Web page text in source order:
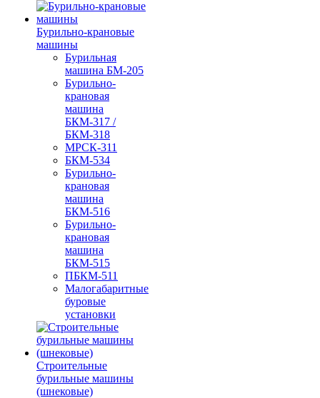
Бурильно-крановые
машины
Бурильная
машина БМ-205
Бурильно-
крановая
машина
БКМ-317 /
БКМ-318
МРСК-311
БКМ-534
Бурильно-
крановая
машина
БКМ-516
Бурильно-
крановая
машина
БКМ-515
ПБКМ-511
Малогабаритные
буровые
установки
Строительные
бурильные машины
(шнековые)